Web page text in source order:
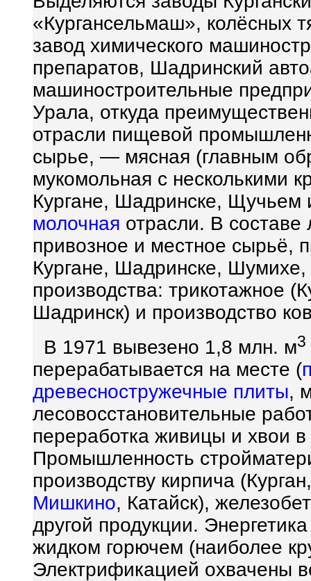
«Кургансельмаш», колёсных
завод химического
препаратов, Шадринский
машиностроительные
Урала, откуда
отрасли пищевой
сырье, — мясная (главным
мукомольная с несколькими
Кургане, Шадринске, Щучьем
молочная отрасли. В составе
привозное и местное сырьё,
Кургане, Шадринске,
производства: трикотажное
Шадринск) и производство
В 1971 вывезено 1,8 млн. м3
перерабатывается на месте (
древесностружечные плиты,
лесовосстановительные
переработка живицы и хвои
Промышленность
производству кирпича
Мишкино, Катайск),
другой продукции.
жидком горючем (наиболее
Электрификацией охвачены